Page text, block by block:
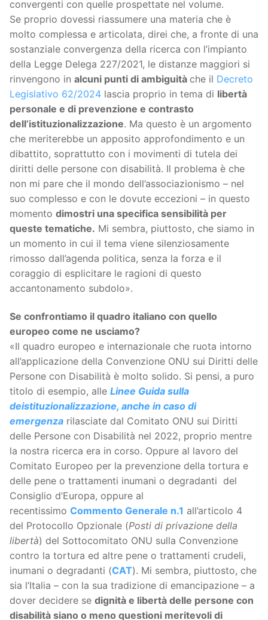
convergenti con quelle prospettate nel volume.
Se proprio dovessi riassumere una materia che è
molto complessa e articolata, direi che, a fronte di una
sostanziale convergenza della ricerca con l’impianto
della Legge Delega 227/2021, le distanze maggiori si
rinvengono in alcuni punti di ambiguità che il Decreto
Legislativo 62/2024 lascia proprio in tema di libertà
personale e di prevenzione e contrasto
dell’istituzionalizzazione. Ma questo è un argomento
che meriterebbe un apposito approfondimento e un
dibattito, soprattutto con i movimenti di tutela dei
diritti delle persone con disabilità. Il problema è che
non mi pare che il mondo dell’associazionismo – nel
suo complesso e con le dovute eccezioni – in questo
momento dimostri una specifica sensibilità per
queste tematiche. Mi sembra, piuttosto, che siamo in
un momento in cui il tema viene silenziosamente
rimosso dall’agenda politica, senza la forza e il
coraggio di esplicitare le ragioni di questo
accantonamento subdolo».
Se confrontiamo il quadro italiano con quello
europeo come ne usciamo?
«Il quadro europeo e internazionale che ruota intorno
all’applicazione della Convenzione ONU sui Diritti delle
Persone con Disabilità è molto solido. Si pensi, a puro
titolo di esempio, alle Linee Guida sulla
deistituzionalizzazione, anche in caso di
emergenza rilasciate dal Comitato ONU sui Diritti
delle Persone con Disabilità nel 2022, proprio mentre
la nostra ricerca era in corso. Oppure al lavoro del
Comitato Europeo per la prevenzione della tortura e
delle pene o trattamenti inumani o degradanti del
Consiglio d’Europa, oppure al
recentissimo Commento Generale n.1 all’articolo 4
del Protocollo Opzionale (Posti di privazione della
libertà) del Sottocomitato ONU sulla Convenzione
contro la tortura ed altre pene o trattamenti crudeli,
inumani o degradanti (CAT). Mi sembra, piuttosto, che
sia l’Italia – con la sua tradizione di emancipazione – a
dover decidere se dignità e libertà delle persone con
disabilità siano o meno questioni meritevoli di